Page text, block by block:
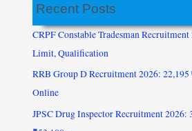
Recent Posts
CRPF Constable Tradesman
Limit, Qualification
RRB Group D Recruitment 2026: 22,195
Online
JPSC Drug Inspector Recruitment 2026: